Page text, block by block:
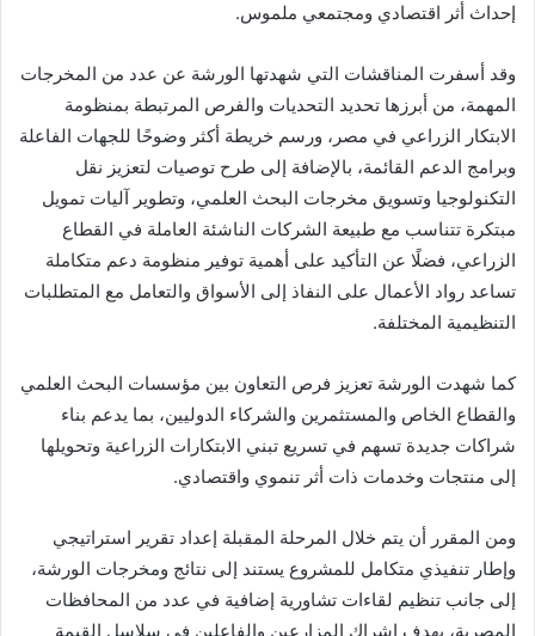
إحداث أثر اقتصادي ومجتمعي ملموس.
وقد أسفرت المناقشات التي شهدتها الورشة عن عدد من المخرجات
المهمة، من أبرزها تحديد التحديات والفرص المرتبطة بمنظومة
الابتكار الزراعي في مصر، ورسم خريطة أكثر وضوحًا للجهات الفاعلة
وبرامج الدعم القائمة، بالإضافة إلى طرح توصيات لتعزيز نقل
التكنولوجيا وتسويق مخرجات البحث العلمي، وتطوير آليات تمويل
مبتكرة تتناسب مع طبيعة الشركات الناشئة العاملة في القطاع
الزراعي، فضلًا عن التأكيد على أهمية توفير منظومة دعم متكاملة
تساعد رواد الأعمال على النفاذ إلى الأسواق والتعامل مع المتطلبات
التنظيمية المختلفة.
كما شهدت الورشة تعزيز فرص التعاون بين مؤسسات البحث العلمي
والقطاع الخاص والمستثمرين والشركاء الدوليين، بما يدعم بناء
شراكات جديدة تسهم في تسريع تبني الابتكارات الزراعية وتحويلها
إلى منتجات وخدمات ذات أثر تنموي واقتصادي.
ومن المقرر أن يتم خلال المرحلة المقبلة إعداد تقرير استراتيجي
وإطار تنفيذي متكامل للمشروع يستند إلى نتائج ومخرجات الورشة،
إلى جانب تنظيم لقاءات تشاورية إضافية في عدد من المحافظات
المصرية، بهدف إشراك المزارعين والفاعلين في سلاسل القيمة